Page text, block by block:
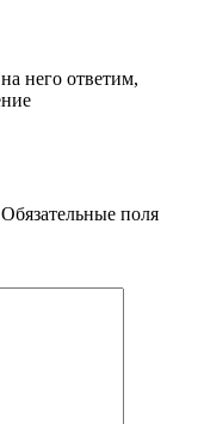
него ответим,
Обязательные поля